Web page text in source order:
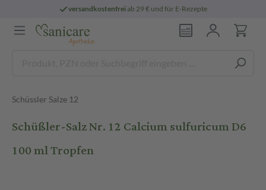
versandkostenfreiab 29 € und für E-Rezepte
Schüssler Salze 12
Schüßler-Salz Nr. 12 Calcium sulfuricum D6
100 ml Tropfen